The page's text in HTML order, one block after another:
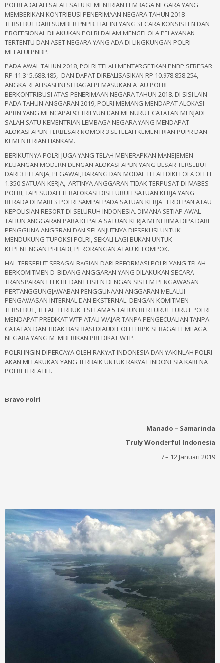
POLRI ADALAH SALAH SATU KEMENTRIAN LEMBAGA NEGARA YANG
MEMBERIKAN KONTRIBUSI PENERIMAAN NEGARA TAHUN 2018
TERSEBUT DARI SUMBER PNPB. HAL INI YANG SECARA KONSISTEN DAN
PROFESIONAL DILAKUKAN POLRI DALAM MENGELOLA PELAYANAN
TERTENTU DAN ASET NEGARA YANG ADA DI LINGKUNGAN POLRI
MELALUI PNBP.
PADA AWAL TAHUN 2018, POLRI TELAH MENTARGETKAN PNBP SEBESAR
RP 11.315.688.185,- DAN DAPAT DIREALISASIKAN RP 10.978.858.254,-
ANGKA REALISASI INI SEBAGAI PEMASUKAN ATAU POLRI
BERKONTRIBUSI ATAS PENERIMAAN NEGARA TAHUN 2018. DI SISI LAIN
PADA TAHUN ANGGARAN 2019, POLRI MEMANG MENDAPAT ALOKASI
APBN YANG MENCAPAI 93 TRILYUN DAN MENURUT CATATAN MENJADI
SALAH SATU KEMENTRIAN LEMBAGA NEGARA YANG MENDAPAT
ALOKASI APBN TERBESAR NOMOR 3 SETELAH KEMENTRIAN PUPR DAN
KEMENTERIAN HANKAM.
BERIKUTNYA POLRI JUGA YANG TELAH MENERAPKAN MANEJEMEN
KEUANGAN MODERN DENGAN ALOKASI APBN YANG BESAR TERSEBUT
DARI 3 BELANJA, PEGAWAI, BARANG DAN MODAL TELAH DIKELOLA OLEH
1.350 SATUAN KERJA, ARTINYA ANGGARAN TIDAK TERPUSAT DI MABES
POLRI, TAPI SUDAH TERALOKASI DISELURUH SATUAN KERJA YANG
BERADA DI MABES POLRI SAMPAI PADA SATUAN KERJA TERDEPAN ATAU
KEPOLISIAN RESORT DI SELURUH INDONESIA. DIMANA SETIAP AWAL
TAHUN ANGGARAN PARA KEPALA SATUAN KERJA MENERIMA DIPA DARI
PENGGUNA ANGGRAN DAN SELANJUTNYA DIESEKUSI UNTUK
MENDUKUNG TUPOKSI POLRI, SEKALI LAGI BUKAN UNTUK
KEPENTINGAN PRIBADI, PERORANGAN ATAU KELOMPOK.
HAL TERSEBUT SEBAGAI BAGIAN DARI REFORMASI POLRI YANG TELAH
BERKOMITMEN DI BIDANG ANGGARAN YANG DILAKUKAN SECARA
TRANSPARAN EFEKTIF DAN EFISIEN DENGAN SISTEM PENGAWASAN
PERTANGGUNGJAWABAN PENGGUNAAN ANGGARAN MELALUI
PENGAWASAN INTERNAL DAN EKSTERNAL. DENGAN KOMITMEN
TERSEBUT, TELAH TERBUKTI SELAMA 5 TAHUN BERTURUT TURUT POLRI
MENDAPAT PREDIKAT WTP ATAU WAJAR TANPA PENGECUALIAN TANPA
CATATAN DAN TIDAK BASI BASI DIAUDIT OLEH BPK SEBAGAI LEMBAGA
NEGARA YANG MEMBERIKAN PREDIKAT WTP.
POLRI INGIN DIPERCAYA OLEH RAKYAT INDONESIA DAN YAKINLAH POLRI
AKAN MELAKUKAN YANG TERBAIK UNTUK RAKYAT INDONESIA KARENA
POLRI TERLATIH.
Bravo Polri
Manado – Samarinda
Truly Wonderful Indonesia
7 – 12 Januari 2019